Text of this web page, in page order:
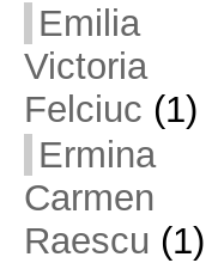
Emilia
Victoria
Felciuc (1)
Ermina
Carmen
Raescu (1)